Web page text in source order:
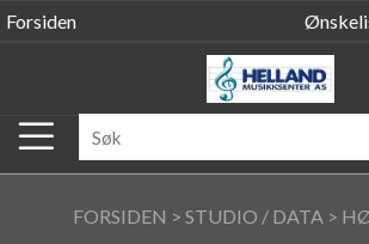
Forsiden
FORSIDEN > STUDIO / DATA >